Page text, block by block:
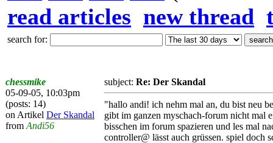
read articles new thread
search for:
chessmike
05-09-05, 10:03pm
(posts: 14)
on Artikel Der Skandal
from Andi56
subject: Re: Der Skandal
"hallo andi! ich nehm mal an, du bist neu
gibt im ganzen myschach-forum nicht mal
bisschen im forum spazieren und les mal
controller@ lässt auch grüssen. spiel doch